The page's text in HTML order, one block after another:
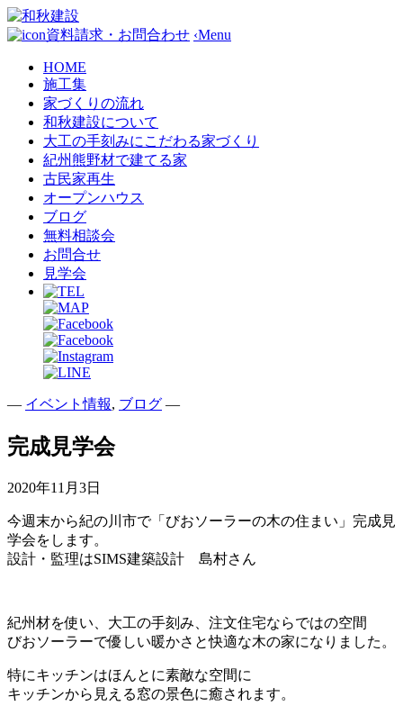
資料請求・お問合わせ ‹Menu
HOME
施工集
家づくりの流れ
和秋建設について
大工の手刻みにこだわる家づくり
紀州熊野材で建てる家
古民家再生
オープンハウス
ブログ
無料相談会
お問合せ
見学会
— イベント情報, ブログ —
完成見学会
2020年11月3日
今週末から紀の川市で「びおソーラーの木の住まい」完成見
学会をします。
設計・監理はSIMS建築設計 島村さん
紀州材を使い、大工の手刻み、注文住宅ならではの空間
びおソーラーで優しい暖かさと快適な木の家になりました。
特にキッチンはほんとに素敵な空間に
キッチンから見える窓の景色に癒されます。